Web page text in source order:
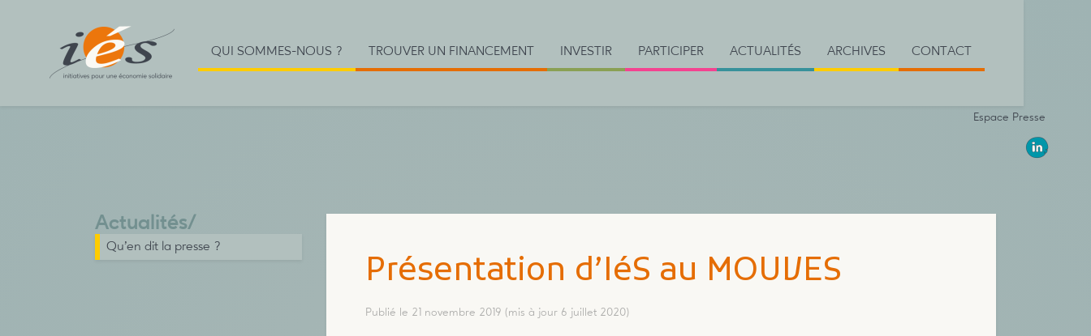
QUI SOMMES-NOUS ? TROUVER UN FINANCEMENT INVESTIR PARTICIPER ACTUALITÉS ARCHIVES CONTACT
Espace Presse
Présentation d’IéS au MOUVES
Publié le 21 novembre 2019 (mis à jour 6 juillet 2020)
Actualités/
Qu’en dit la presse ?